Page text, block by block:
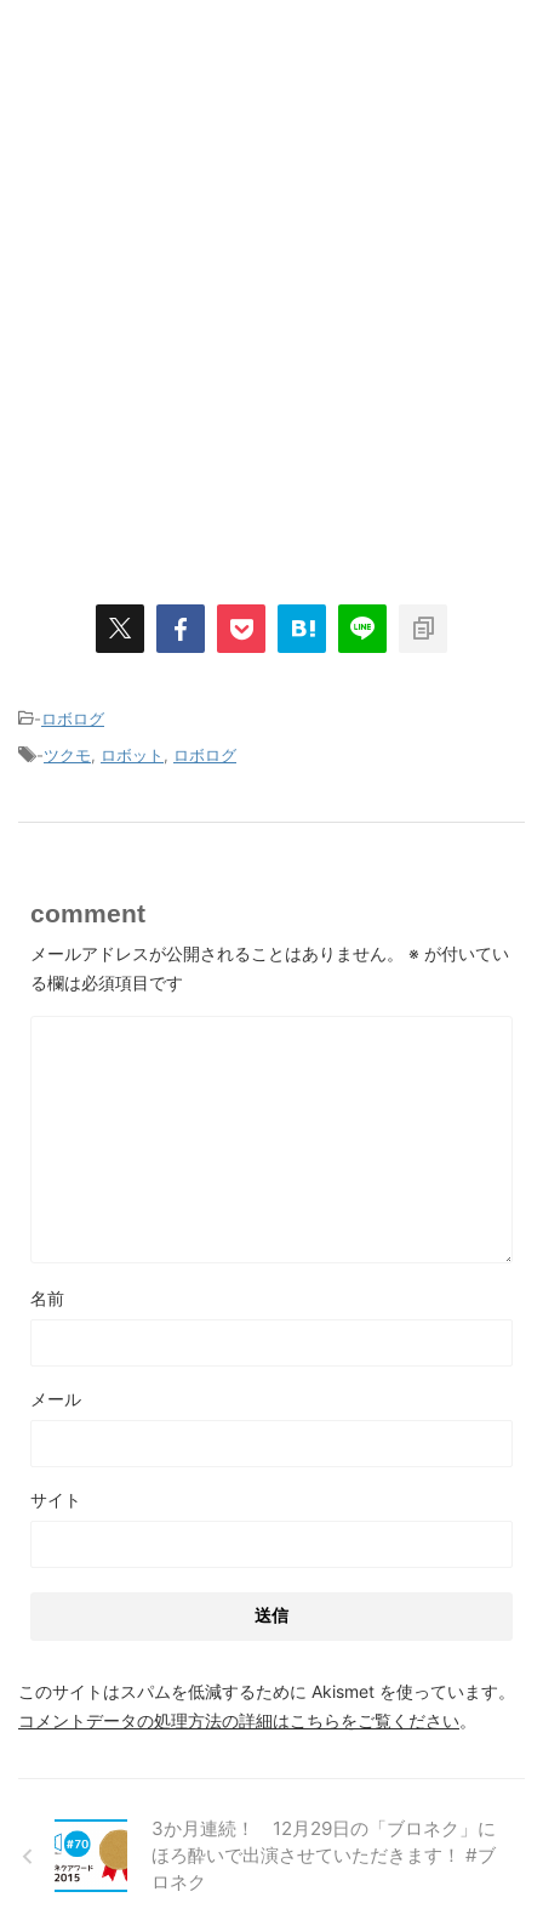
-ロボログ
-ツクモ ロボット ロボログ
comment
メールアドレスが公開されることはありません。 ※ が付いてい
る欄は必須項目です
名前
メール
サイト
このサイトはスパムを低減するために Akismet を使っています。
コメントデータの処理方法の詳細はこちらをご覧ください。
3か月連続！ 12月29日の「ブロネク」に
ほろ酔いで出演させていただきます！ #ブ
ロネク